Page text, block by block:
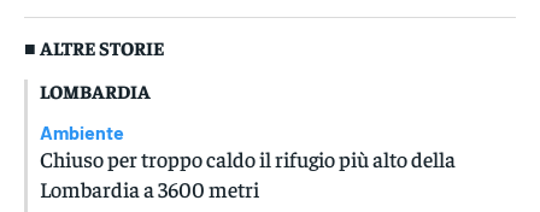
■ ALTRE STORIE
LOMBARDIA
Ambiente
Chiuso per troppo caldo il rifugio più alto della
Lombardia a 3600 metri